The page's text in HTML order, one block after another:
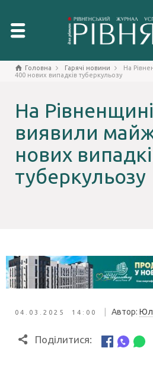
Головна Гарячі новини
На
400 нових випадків туберкульозу
На
виявили
нових
туберкульозу
04.03.2025 14:00 Автор:
Поділитися: